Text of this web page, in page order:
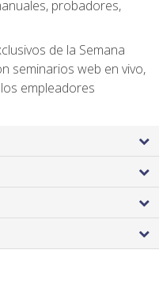
probadores,
de la Semana
seminarios web en vivo,
empleadores